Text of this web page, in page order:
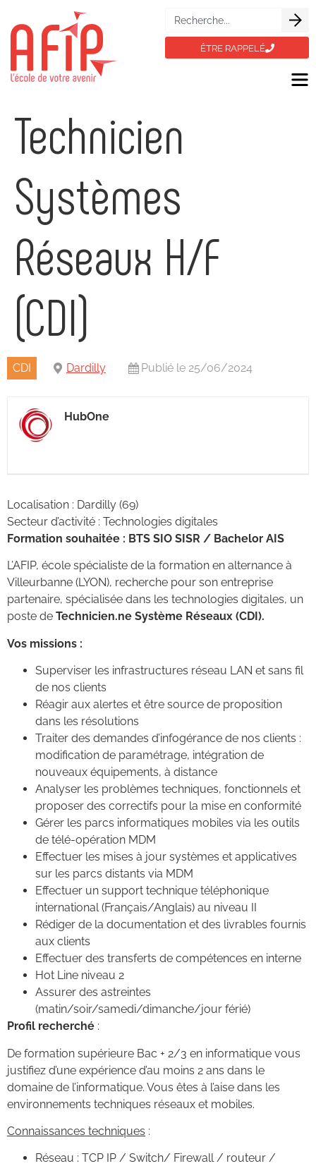
ÊTRE RAPPELÉ
Technicien
Systèmes
Réseaux H/F
(CDI)
CDI Dardilly Publié le 25/06/2024
HubOne
Localisation : Dardilly (69)
Secteur d’activité : Technologies digitales
Formation souhaitée : BTS SIO SISR / Bachelor AIS
L’AFIP, école spécialiste de la formation en alternance à
Villeurbanne (LYON), recherche pour son entreprise
partenaire, spécialisée dans les technologies digitales, un
poste de Technicien.ne Système Réseaux (CDI).
Vos missions :
Superviser les infrastructures réseau LAN et sans fil
de nos clients
Réagir aux alertes et être source de proposition
dans les résolutions
Traiter des demandes d’infogérance de nos clients :
modification de paramétrage, intégration de
nouveaux équipements, à distance
Analyser les problèmes techniques, fonctionnels et
proposer des correctifs pour la mise en conformité
Gérer les parcs informatiques mobiles via les outils
de télé-opération MDM
Effectuer les mises à jour systèmes et applicatives
sur les parcs distants via MDM
Effectuer un support technique téléphonique
international (Français/Anglais) au niveau II
Rédiger de la documentation et des livrables fournis
aux clients
Effectuer des transferts de compétences en interne
Hot Line niveau 2
Assurer des astreintes
(matin/soir/samedi/dimanche/jour férié)
Profil recherché :
De formation supérieure Bac + 2/3 en informatique vous
justifiez d’une expérience d’au moins 2 ans dans le
domaine de l’informatique. Vous êtes à l’aise dans les
environnements techniques réseaux et mobiles.
Connaissances techniques :
Réseau : TCP IP / Switch/ Firewall / routeur /